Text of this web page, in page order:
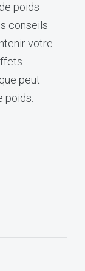
poids
conseils
votre
peut
poids.